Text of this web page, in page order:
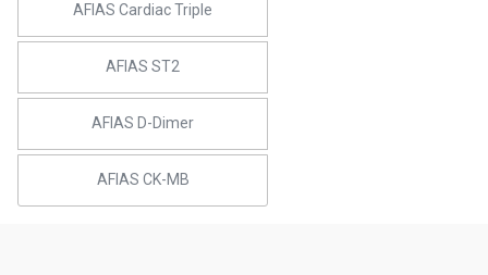
AFIAS Cardiac Triple
AFIAS ST2
AFIAS D-Dimer
AFIAS CK-MB